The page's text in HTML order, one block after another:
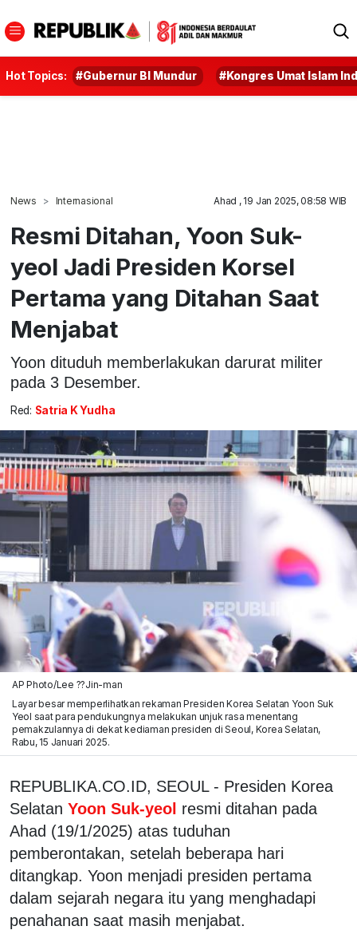
Hot Topics: #Gubernur BI Mundur #Kongres Umat Islam
News Internasional Ahad , 19 Jan 2025, 08:58 WIB
Resmi Ditahan, Yoon Suk-
yeol Jadi Presiden Korsel
Pertama yang Ditahan Saat
Menjabat
Yoon dituduh memberlakukan darurat militer
pada 3 Desember.
Red: Satria K Yudha
AP Photo/Lee ??Jin-man
Layar besar memperlihatkan rekaman Presiden Korea Selatan Yoon Suk
Yeol saat para pendukungnya melakukan unjuk rasa menentang
pemakzulannya di dekat kediaman presiden di Seoul, Korea Selatan,
Rabu, 15 Januari 2025.
REPUBLIKA.CO.ID, SEOUL - Presiden Korea
Selatan Yoon Suk-yeol resmi ditahan pada
Ahad (19/1/2025) atas tuduhan
pemberontakan, setelah beberapa hari
ditangkap. Yoon menjadi presiden pertama
dalam sejarah negara itu yang menghadapi
penahanan saat masih menjabat.